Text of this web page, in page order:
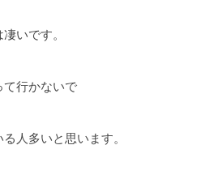
いです。
て行かないで
人多いと思います。